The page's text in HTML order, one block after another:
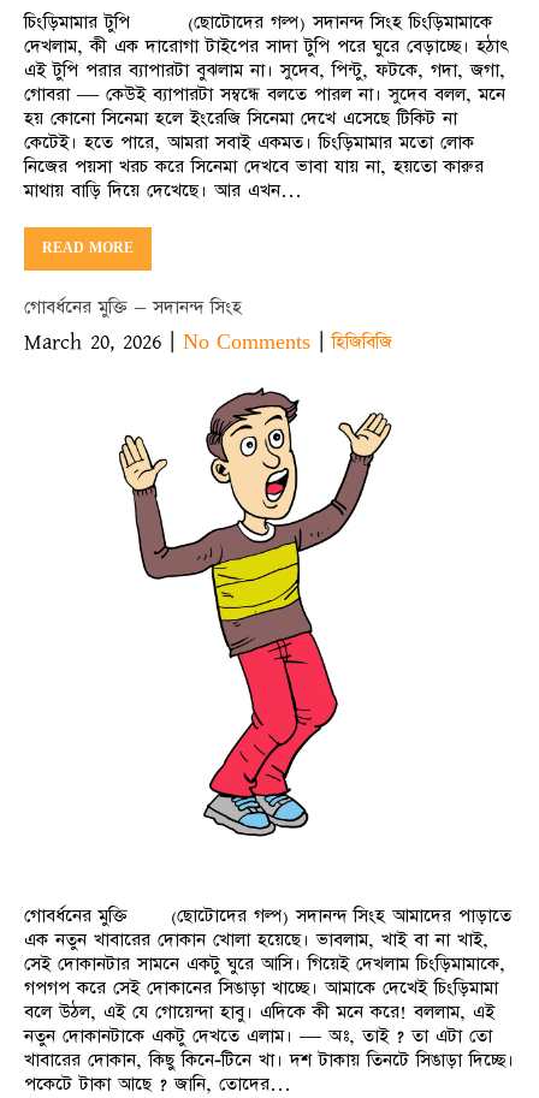
চিংড়িমামার টুপি (ছোটোদের গল্প) সদানন্দ সিংহ চিংড়িমামাকে
দেখলাম, কী এক দারোগা টাইপের সাদা টুপি পরে ঘুরে বেড়াচ্ছে। হঠাৎ
এই টুপি পরার ব্যাপারটা বুঝলাম না। সুদেব, পিন্টু, ফটকে, গদা, জগা,
গোবরা — কেউই ব্যাপারটা সম্বন্ধে বলতে পারল না। সুদেব বলল, মনে
হয় কোনো সিনেমা হলে ইংরেজি সিনেমা দেখে এসেছে টিকিট না
কেটেই। হতে পারে, আমরা সবাই একমত। চিংড়িমামার মতো লোক
নিজের পয়সা খরচ করে সিনেমা দেখবে ভাবা যায় না, হয়তো কারুর
মাথায় বাড়ি দিয়ে দেখেছে। আর এখন…
READ MORE
গোবর্ধনের মুক্তি – সদানন্দ সিংহ
March 20, 2026 | No Comments |হিজিবিজি
গোবর্ধনের মুক্তি (ছোটোদের গল্প) সদানন্দ সিংহ আমাদের পাড়াতে
এক নতুন খাবারের দোকান খোলা হয়েছে। ভাবলাম, খাই বা না খাই,
সেই দোকানটার সামনে একটু ঘুরে আসি। গিয়েই দেখলাম চিংড়িমামাকে,
গপগপ করে সেই দোকানের সিঙাড়া খাচ্ছে। আমাকে দেখেই চিংড়িমামা
বলে উঠল, এই যে গোয়েন্দা হাবু। এদিকে কী মনে করে! বললাম, এই
নতুন দোকানটাকে একটু দেখতে এলাম। — অঃ, তাই ? তা এটা তো
খাবারের দোকান, কিছু কিনে-টিনে খা। দশ টাকায় তিনটে সিঙাড়া দিচ্ছে।
পকেটে টাকা আছে ? জানি, তোদের…